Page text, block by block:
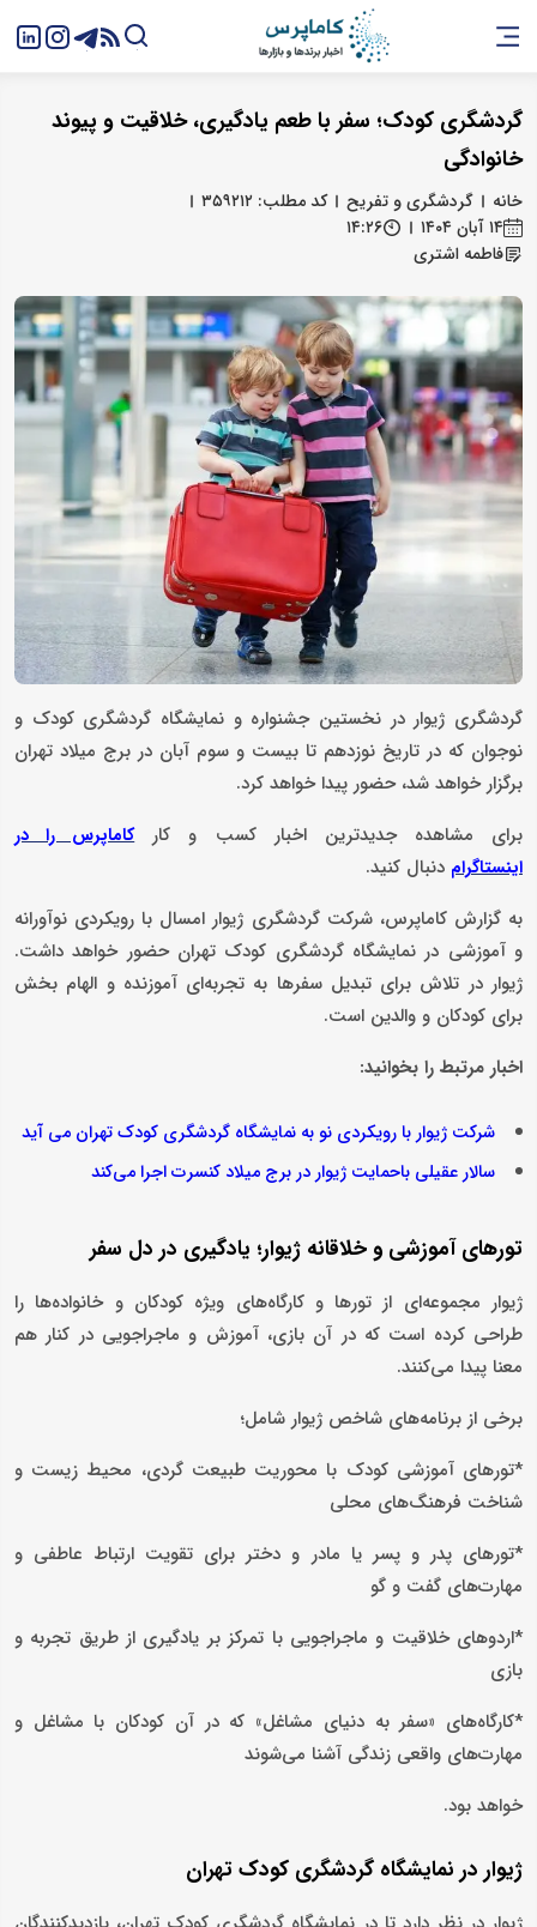
گردشگری کودک؛ سفر با طعم یادگیری، خلاقیت و پیوند
خانوادگی
خانه گردشگری و تفریح
کد مطلب: ۳۵۹۲۱۲
۱۴ آبان ۱۴۰۴
۱۴:۲۶
فاطمه اشتری
گردشگری ژیوار در نخستین جشنواره و نمایشگاه گردشگری کودک و
نوجوان که در تاریخ نوزدهم تا بیست و سوم آبان در برج میلاد تهران
برگزار خواهد شد، حضور پیدا خواهد کرد.
برای مشاهده جدیدترین اخبار کسب و کارکاماپرس را در
اینستاگرام دنبال کنید.
به گزارش کاماپرس، شرکت گردشگری ژیوار امسال با رویکردی نوآورانه
و آموزشی در نمایشگاه گردشگری کودک تهران حضور خواهد داشت.
ژیوار در تلاش برای تبدیل سفرها به تجربه‌ای آموزنده و الهام بخش
برای کودکان و والدین است.
اخبار مرتبط را بخوانید:
شرکت ژیوار با رویکردی نو به نمایشگاه گردشگری کودک تهران می آید
سالار عقیلی باحمایت ژیوار در برج میلاد کنسرت اجرا می‌کند
تورهای آموزشی و خلاقانه ژیوار؛ یادگیری در دل سفر
ژیوار مجموعه‌ای از تورها و کارگاه‌های ویژه‌ کودکان و خانواده‌ها را
طراحی کرده است که در آن بازی، آموزش و ماجراجویی در کنار هم
معنا پیدا می‌کنند.
برخی از برنامه‌های شاخص ژیوار شامل؛
*تورهای آموزشی کودک با محوریت طبیعت ‌گردی، محیط ‌زیست و
شناخت فرهنگ‌های محلی
*تورهای پدر و پسر یا مادر و دختر برای تقویت ارتباط عاطفی و
مهارت‌های گفت ‌و گو
*اردوهای خلاقیت و ماجراجویی با تمرکز بر یادگیری از طریق تجربه و
بازی
*کارگاه‌های «سفر به دنیای مشاغل» که در آن کودکان با مشاغل و
مهارت‌های واقعی زندگی آشنا می‌شوند
خواهد بود.
ژیوار در نمایشگاه گردشگری کودک تهران